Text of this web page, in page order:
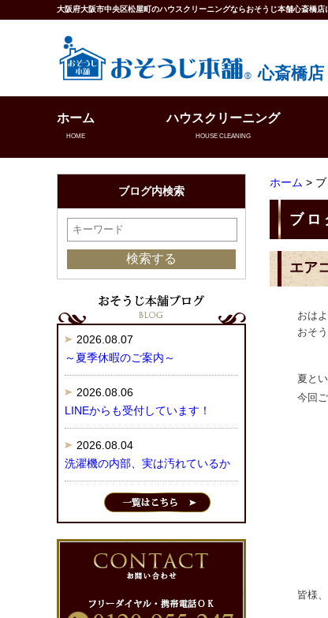
大阪府大阪市中央区松屋町のハウスクリーニングならおそうじ本舗心斎橋店
心斎橋店
ホーム
HOME
ハウスクリーニング
HOUSE CLEANING
ホーム >
ブロ
エア
おは
おそ
夏と
今回
皆様
ブログ内検索
2026.08.07
～夏季休暇のご案内～
2026.08.06
LINEからも受付しています！
2026.08.04
洗濯機の内部、実は汚れているか